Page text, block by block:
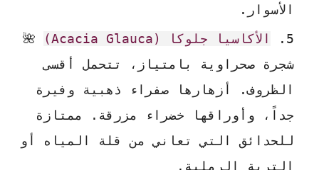
الأسوار.
الأكاسيا جلوكا (Acacia Glauca)
🌺
شجرة صحراوية بامتياز، تتحمل أقسى
الظروف. أزهارها صفراء ذهبية وفيرة
جداً، وأوراقها خضراء مزرقة. ممتازة
للحدائق التي تعاني من قلة المياه أو
التربة الرملية.